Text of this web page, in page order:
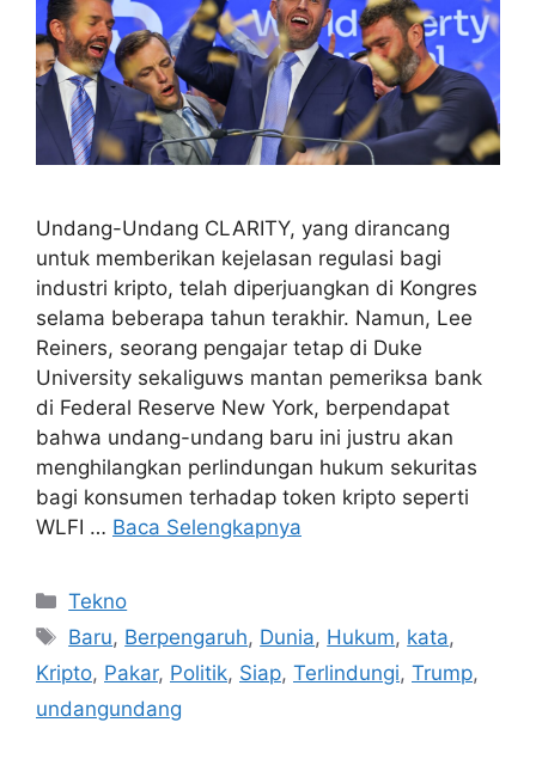
Undang-Undang CLARITY, yang dirancang
untuk memberikan kejelasan regulasi bagi
industri kripto, telah diperjuangkan di Kongres
selama beberapa tahun terakhir. Namun, Lee
Reiners, seorang pengajar tetap di Duke
University sekaliguws mantan pemeriksa bank
di Federal Reserve New York, berpendapat
bahwa undang-undang baru ini justru akan
menghilangkan perlindungan hukum sekuritas
bagi konsumen terhadap token kripto seperti
WLFI … Baca Selengkapnya
Kategori
Tekno
Tag
Baru, Berpengaruh, Dunia, Hukum, kata,
Kripto, Pakar, Politik, Siap, Terlindungi, Trump,
undangundang